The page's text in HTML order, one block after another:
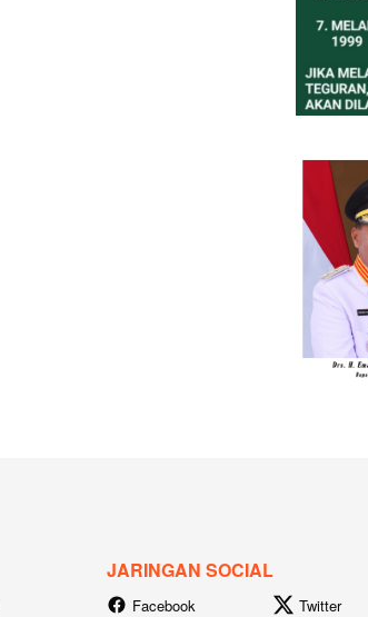
JARINGAN SOCIAL
Facebook Twitter